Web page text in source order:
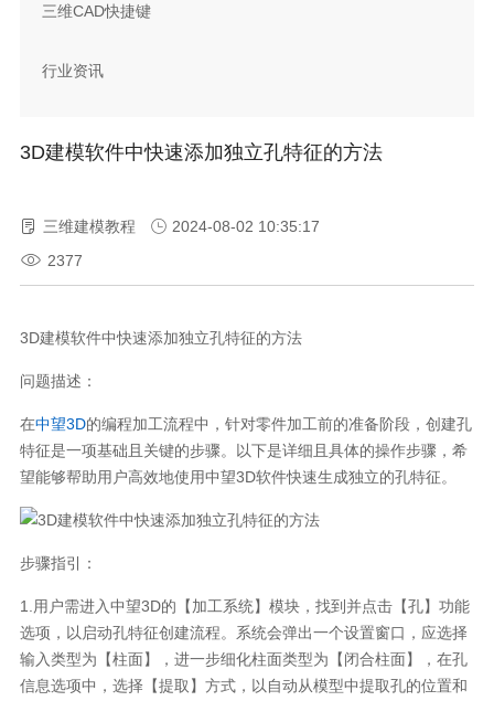
三维CAD快捷键
行业资讯
3D建模软件中快速添加独立孔特征的方法
三维建模教程
2024-08-02 10:35:17
2377
3D建模软件中快速添加独立孔特征的方法
问题描述：
在中望3D的编程加工流程中，针对零件加工前的准备阶段，创建孔
特征是一项基础且关键的步骤。以下是详细且具体的操作步骤，希
望能够帮助用户高效地使用中望3D软件快速生成独立的孔特征。
步骤指引：
1.用户需进入中望3D的【加工系统】模块，找到并点击【孔】功能
选项，以启动孔特征创建流程。系统会弹出一个设置窗口，应选择
输入类型为【柱面】，进一步细化柱面类型为【闭合柱面】，在孔
信息选项中，选择【提取】方式，以自动从模型中提取孔的位置和